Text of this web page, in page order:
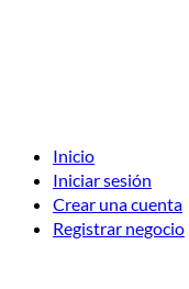
Inicio
Iniciar sesión
Crear una cuenta
Registrar negocio